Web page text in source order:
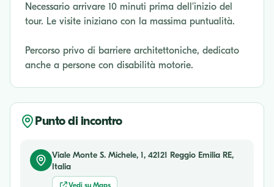
Necessario arrivare 10 minuti prima dell'inizio del
tour. Le visite iniziano con la massima puntualità.
Percorso privo di barriere architettoniche, dedicato
anche a persone con disabilità motorie.
Punto di incontro
Viale Monte S. Michele, 1, 42121 Reggio Emilia RE,
Italia
Vedi su Maps